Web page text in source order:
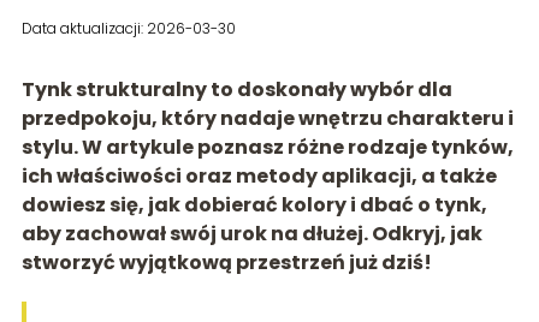
Data aktualizacji: 2026-03-30
Tynk strukturalny to doskonały wybór dla
przedpokoju, który nadaje wnętrzu charakteru i
stylu. W artykule poznasz różne rodzaje tynków,
ich właściwości oraz metody aplikacji, a także
dowiesz się, jak dobierać kolory i dbać o tynk,
aby zachował swój urok na dłużej. Odkryj, jak
stworzyć wyjątkową przestrzeń już dziś!